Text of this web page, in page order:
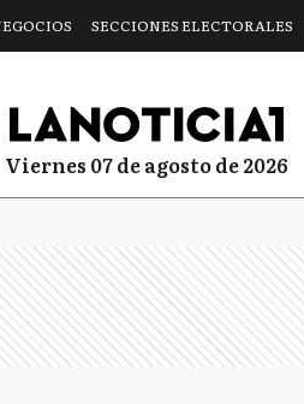
SECCIONES ELECTORALES
viernes 07 de agosto de 2026